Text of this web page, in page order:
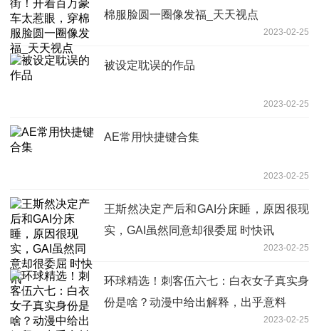
棉服脸圆一圈像发福_天天视点
2023-02-25
被设定耽误的作品
2023-02-25
AE常用快捷键合集
2023-02-25
王斯然决定产后和GAI分床睡，原因很现
实，GAI虽然同意却很委屈 时快讯
2023-02-25
环球精选！刺客伍六七：白衣女子真实身
份是啥？动漫中给出解释，出乎意料
2023-02-25